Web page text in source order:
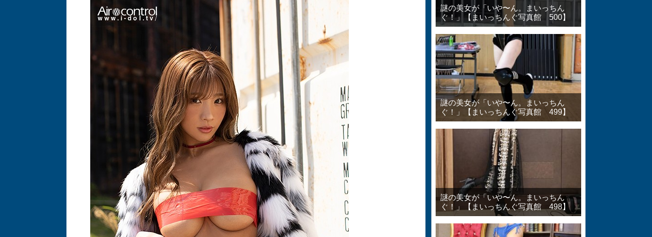
謎の美女が「いや〜ん。まいっちん
ぐ！」【まいっちんぐ写真館 500】
謎の美女が「いや〜ん。まいっちん
ぐ！」【まいっちんぐ写真館 499】
謎の美女が「いや〜ん。まいっちん
ぐ！」【まいっちんぐ写真館 498】